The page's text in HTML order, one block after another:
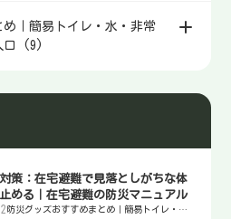
｜簡易トイレ・水・非常
口 (9)
策：在宅避難で見落としがちな体
める｜在宅避難の防災マニュアル
防災グッズおすすめまとめ｜簡易トイレ・